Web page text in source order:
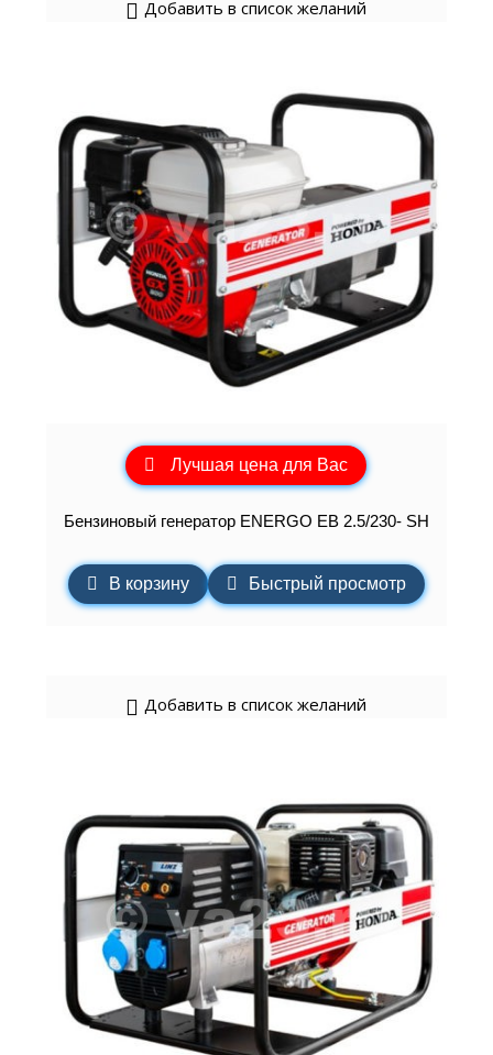
Добавить в список желаний
Лучшая цена для Вас
Бензиновый генератор ENERGO EB 2.5/230- SH
В корзину Быстрый просмотр
Добавить в список желаний